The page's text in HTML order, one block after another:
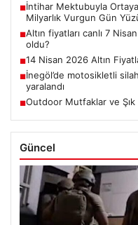
■İntihar Mektubuyla
Milyarlık Vurgun Gün
■Altın fiyatları canlı 7
oldu?
■14 Nisan 2026 Altın
■İnegöl’de motosikletli
yaralandı
■Outdoor Mutfaklar ve Şık
Güncel